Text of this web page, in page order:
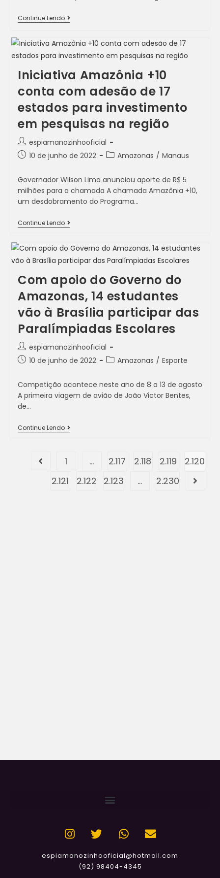
Continue Lendo
Iniciativa Amazônia +10
conta com adesão de 17
estados para investimento
em pesquisas na região
espiamanozinhooficial
10 de junho de 2022
Amazonas / Manaus
Governador Wilson Lima anunciou aporte de R$ 5
milhões para a chamada A chamada Amazônia +10,
um desdobramento do Programa…
Continue Lendo
Com apoio do Governo do
Amazonas, 14 estudantes
vão à Brasília participar das
Paralímpiadas Escolares
espiamanozinhooficial
10 de junho de 2022
Amazonas / Esporte
Competição acontece neste ano de 8 a 13 de agosto
A primeira viagem de avião de João Victor Bentes,
de…
Continue Lendo
1 … 2.117 2.118 2.119
2.120
2.121
2.122 2.123 … 2.230
espiamanozinhooficial@hotmail.com
(92) 98404-4345